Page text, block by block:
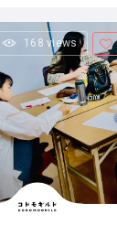
168 views